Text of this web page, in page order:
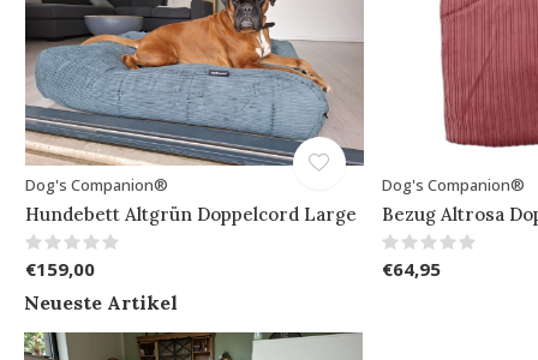
Dog's Companion®
Hundebett Altgrün Doppelcord Large
€159,00
Dog's Companion®
Bezug Altrosa
€64,95
Neueste Artikel